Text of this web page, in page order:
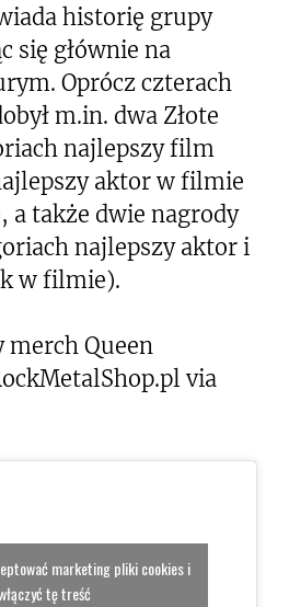
historię grupy
się głównie na
Oprócz czterach
m.in. dwa Złote
najlepszy film
aktor w filmie
a także dwie nagrody
najlepszy aktor i
w filmie).
merch Queen
via
marketing pliki cookies i
tę treść